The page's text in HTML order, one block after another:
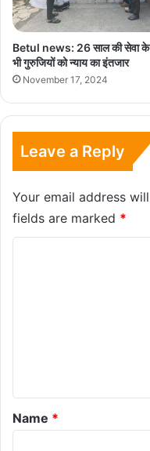
Betul news: 26 साल की सेवा के
भी गुरुजियों को न्याय का इंतजार
November 17, 2024
Leave a Reply
Your email address
fields are marked *
*
Name *